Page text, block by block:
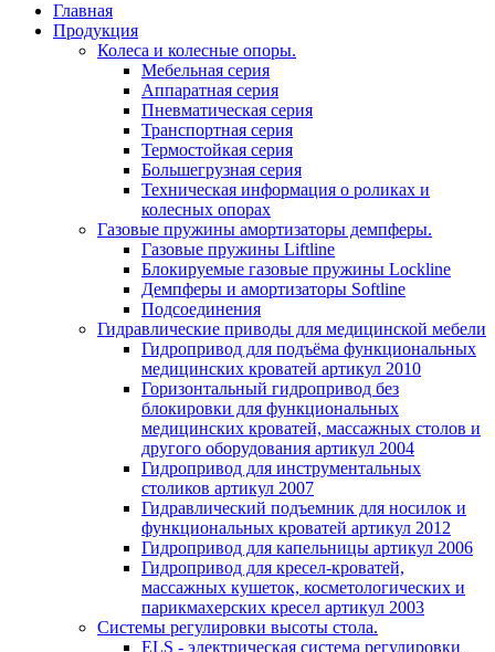
Главная
Продукция
Колеса и колесные опоры.
Мебельная серия
Аппаратная серия
Пневматическая серия
Транспортная серия
Термостойкая серия
Большегрузная серия
Техническая информация о роликах и
колесных опорах
Газовые пружины амортизаторы демпферы.
Газовые пружины Liftline
Блокируемые газовые пружины Lockline
Демпферы и амортизаторы Softline
Подсоединения
Гидравлические приводы для медицинской мебели
Гидропривод для подъёма функциональных
медицинских кроватей артикул 2010
Горизонтальный гидропривод без
блокировки для функциональных
медицинских кроватей, массажных столов и
другого оборудования артикул 2004
Гидропривод для инструментальных
столиков артикул 2007
Гидравлический подъемник для носилок и
функциональных кроватей артикул 2012
Гидропривод для капельницы артикул 2006
Гидропривод для кресел-кроватей,
массажных кушеток, косметологических и
парикмахерских кресел артикул 2003
Системы регулировки высоты стола.
ELS - электрическая система регулировки